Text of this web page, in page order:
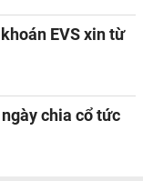
EVS xin từ
chia cổ tức